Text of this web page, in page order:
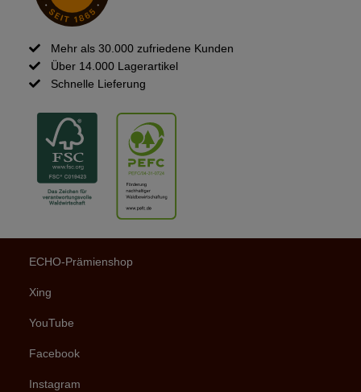
 Mehr als 30.000 zufriedene Kunden
 Über 14.000 Lagerartikel
 Schnelle Lieferung
ECHO-Prämienshop
Xing
YouTube
Facebook
Instagram